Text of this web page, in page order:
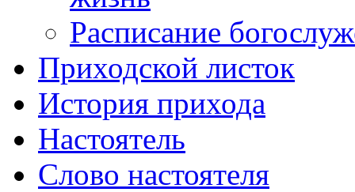
Расписание
Приходской листок
История прихода
Настоятель
Слово настоятеля